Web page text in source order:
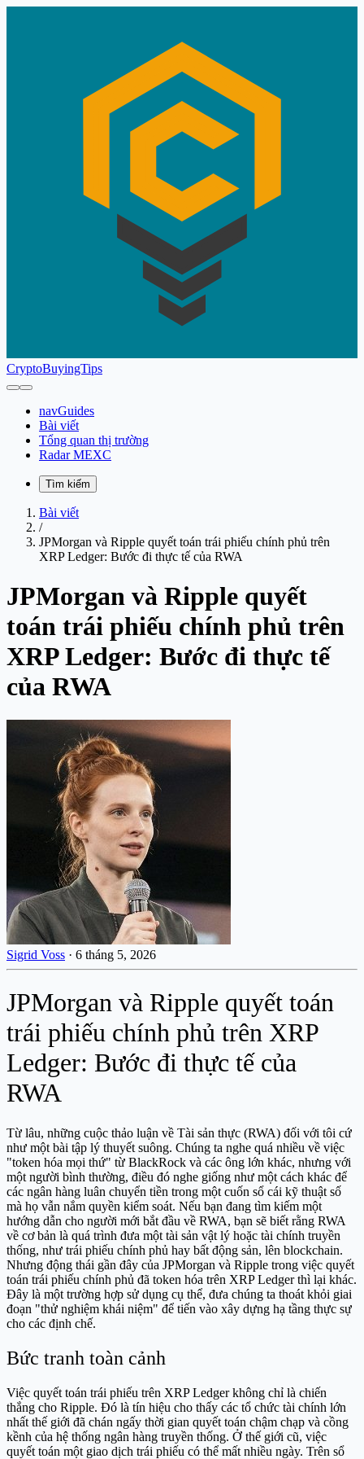
CryptoBuyingTips
navGuides
Bài viết
Tổng quan thị trường
Radar MEXC
Tìm kiếm
Bài viết
/
JPMorgan và Ripple quyết toán trái phiếu chính phủ trên
XRP Ledger: Bước đi thực tế của RWA
JPMorgan và Ripple quyết
toán trái phiếu chính phủ trên
XRP Ledger: Bước đi thực tế
của RWA
Sigrid Voss · 6 tháng 5, 2026
JPMorgan và Ripple quyết toán
trái phiếu chính phủ trên XRP
Ledger: Bước đi thực tế của
RWA
Từ lâu, những cuộc thảo luận về Tài sản thực (RWA) đối với tôi cứ
như một bài tập lý thuyết suông. Chúng ta nghe quá nhiều về việc
"token hóa mọi thứ" từ BlackRock và các ông lớn khác, nhưng với
một người bình thường, điều đó nghe giống như một cách khác để
các ngân hàng luân chuyển tiền trong một cuốn sổ cái kỹ thuật số
mà họ vẫn nắm quyền kiểm soát. Nếu bạn đang tìm kiếm một
hướng dẫn cho người mới bắt đầu về RWA, bạn sẽ biết rằng RWA
về cơ bản là quá trình đưa một tài sản vật lý hoặc tài chính truyền
thống, như trái phiếu chính phủ hay bất động sản, lên blockchain.
Nhưng động thái gần đây của JPMorgan và Ripple trong việc quyết
toán trái phiếu chính phủ đã token hóa trên XRP Ledger thì lại khác.
Đây là một trường hợp sử dụng cụ thể, đưa chúng ta thoát khỏi giai
đoạn "thử nghiệm khái niệm" để tiến vào xây dựng hạ tầng thực sự
cho các định chế.
Bức tranh toàn cảnh
Việc quyết toán trái phiếu trên XRP Ledger không chỉ là chiến
thắng cho Ripple. Đó là tín hiệu cho thấy các tổ chức tài chính lớn
nhất thế giới đã chán ngấy thời gian quyết toán chậm chạp và cồng
kềnh của hệ thống ngân hàng truyền thống. Ở thế giới cũ, việc
quyết toán một giao dịch trái phiếu có thể mất nhiều ngày. Trên sổ